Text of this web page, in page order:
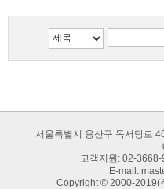
서울특별시 용산구 독서당로
고객지원: 02-
E-mail:
Copyright © 2000-2019(